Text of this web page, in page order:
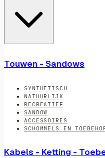
Touwen - Sandows
SYNTHETISCH
NATUURLIJK
RECREATIEF
SANDOW
ACCESSOIRES
SCHOMMELS EN
Kabels - Ketting -